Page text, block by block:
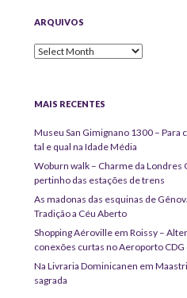
ARQUIVOS
Arquivos
MAIS RECENTES
Museu San Gimignano 1300 – Para
tal e qual na Idade Média
Woburn walk – Charme da Londres
pertinho das estações de trens
As madonas das esquinas de
Tradição a Céu Aberto
Shopping Aéroville em Roissy –
conexões curtas no Aeroporto CDG
Na Livraria Dominicanen em
sagrada